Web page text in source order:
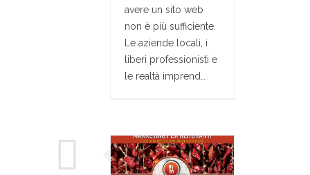
avere un sito web
non è più sufficiente.
Le aziende locali, i
liberi professionisti e
le realtà imprend…